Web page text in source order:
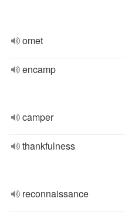
omet
encamp
camper
thankfulness
reconnaissance